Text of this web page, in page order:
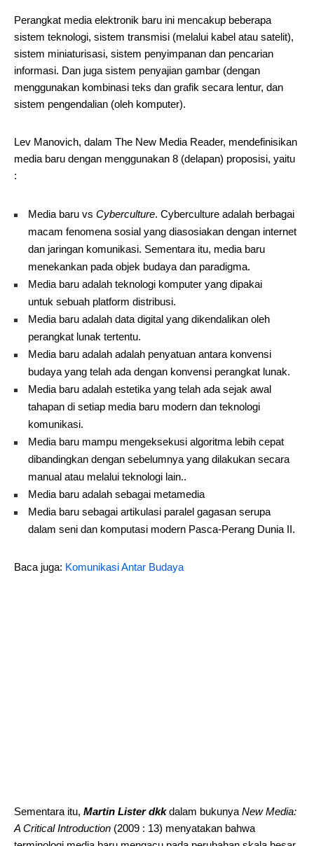
Perangkat media elektronik baru ini mencakup beberapa
sistem teknologi, sistem transmisi (melalui kabel atau satelit),
sistem miniaturisasi, sistem penyimpanan dan pencarian
informasi. Dan juga sistem penyajian gambar (dengan
menggunakan kombinasi teks dan grafik secara lentur, dan
sistem pengendalian (oleh komputer).
Lev Manovich, dalam The New Media Reader, mendefinisikan
media baru dengan menggunakan 8 (delapan) proposisi, yaitu
:
Media baru vs Cyberculture. Cyberculture adalah berbagai
macam fenomena sosial yang diasosiakan dengan internet
dan jaringan komunikasi. Sementara itu, media baru
menekankan pada objek budaya dan paradigma.
Media baru adalah teknologi komputer yang dipakai
untuk sebuah platform distribusi.
Media baru adalah data digital yang dikendalikan oleh
perangkat lunak tertentu.
Media baru adalah adalah penyatuan antara konvensi
budaya yang telah ada dengan konvensi perangkat lunak.
Media baru adalah estetika yang telah ada sejak awal
tahapan di setiap media baru modern dan teknologi
komunikasi.
Media baru mampu mengeksekusi algoritma lebih cepat
dibandingkan dengan sebelumnya yang dilakukan secara
manual atau melalui teknologi lain..
Media baru adalah sebagai metamedia
Media baru sebagai artikulasi paralel gagasan serupa
dalam seni dan komputasi modern Pasca-Perang Dunia II.
Baca juga: Komunikasi Antar Budaya
Sementara itu, Martin Lister dkkdalam bukunya New Media:
A Critical Introduction (2009 : 13) menyatakan bahwa